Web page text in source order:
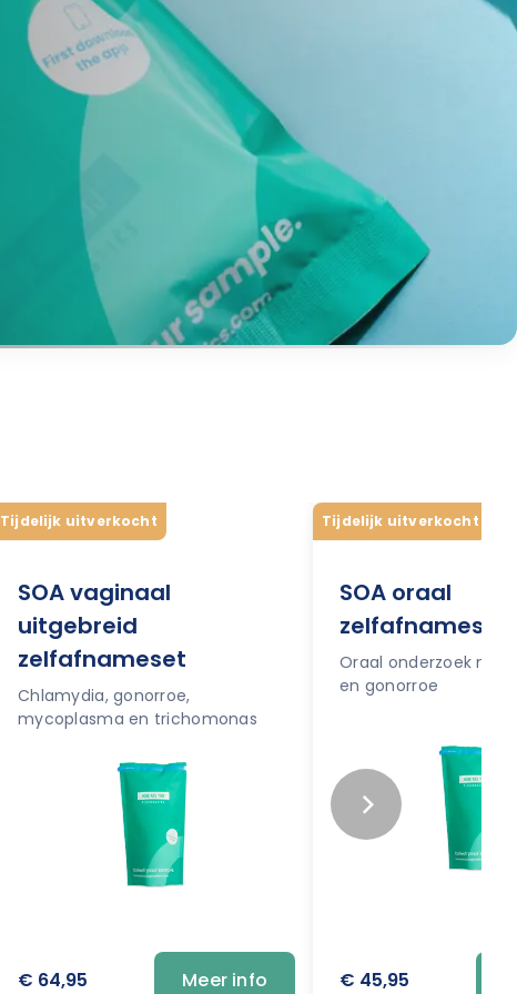
Tijdelijk uitverkocht
SOA vaginaal
uitgebreid
zelfafnameset
Chlamydia, gonorroe,
mycoplasma en trichomonas
€ 64,95 Meer info
Tijdelijk uitverkocht
SOA oraal
zelfafnameset
Oraal onderzoek
en gonorroe
€ 45,95